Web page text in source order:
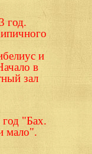
год.
и
в
зал
"Бах.
мало".